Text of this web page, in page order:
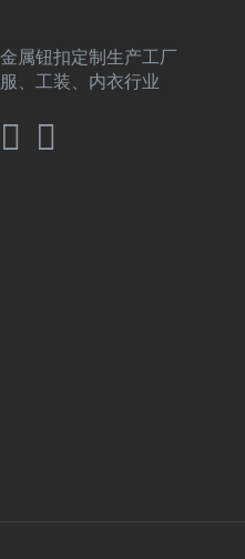
属钮扣定制生产工厂
、工装、内衣行业